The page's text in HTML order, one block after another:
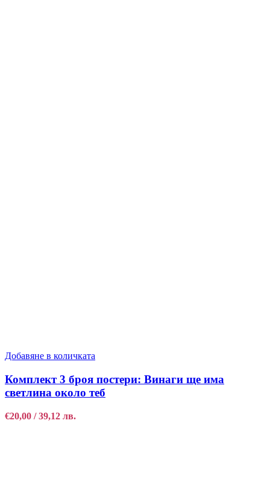
Добавяне в количката
Комплект 3 броя постери: Винаги ще има
светлина около теб
€20,00 / 39,12 лв.